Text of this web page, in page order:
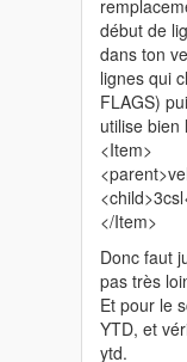
début de
dans ton
lignes qui
FLAGS)
utilise bien
<Item>
</Item>
Donc faut
pas très
Et pour le
YTD, et
ytd.